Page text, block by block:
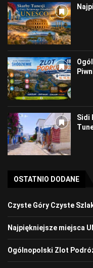
Sidi
OSTATNIO DODANE
Czyste Góry Czyste
Najpiękniejsze miejsca
Ogólnopolski Zlot